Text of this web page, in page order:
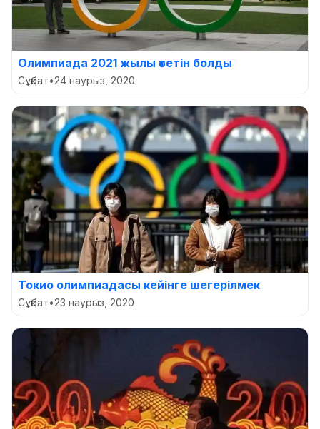
Олимпиада 2021 жылы өтетін болды
Сұқбат•24 наурыз, 2020
Токио олимпиадасы кейінге шегерілмек
Сұқбат•23 наурыз, 2020